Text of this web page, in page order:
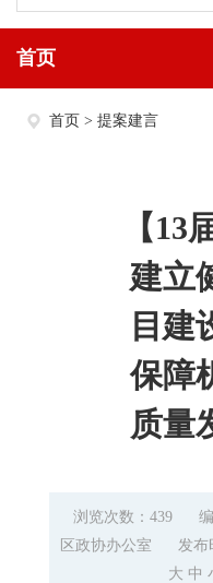
首页
首页 > 提案建言
【13
建立
目建
保障
质量
浏览次数：439
区政协办公室
发布
大 中